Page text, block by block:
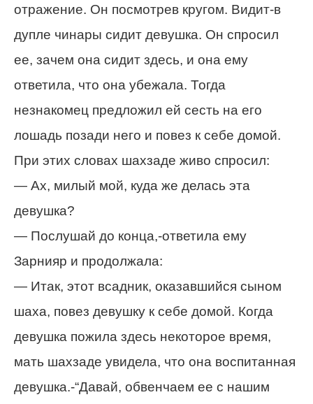
отражение. Он посмотрев кругом. Видит-в
дупле чинары сидит девушка. Он спросил
ее, зачем она сидит здесь, и она ему
ответила, что она убежала. Тогда
незнакомец предложил ей сесть на его
лошадь позади него и повез к себе домой.
При этих словах шахзаде живо спросил:
— Ах, милый мой, куда же делась эта
девушка?
— Послушай до конца,-ответила ему
Зарнияр и продолжала:
— Итак, этот всадник, оказавшийся сыном
шаха, повез девушку к себе домой. Когда
девушка пожила здесь некоторое время,
мать шахзаде увидела, что она воспитанная
девушка.-“Давай, обвенчаем ее с нашим